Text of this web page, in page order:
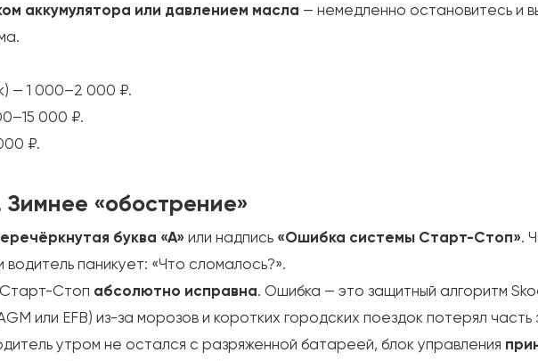
аккумулятора или давлением масла — немедленно остановитесь и
— 1 000–2 000 ₽.
000 ₽.
₽.
«обострение»
буква «А» или надпись «Ошибка системы Старт-Стоп».
паникует: «Что сломалось?».
Стоп абсолютно исправна. Ошибка — это защитный алгоритм
или EFB) из-за морозов и коротких городских поездок потерял часть
утром не остался с разряженной батареей, блок управления